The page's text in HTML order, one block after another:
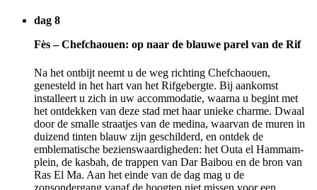
dag 8
Fès – Chefchaouen: op naar de blauwe parel van de Rif
Na het ontbijt neemt u de weg richting Chefchaouen,
genesteld in het hart van het Rifgebergte. Bij aankomst
installeert u zich in uw accommodatie, waarna u begint met
het ontdekken van deze stad met haar unieke charme. Dwaal
door de smalle straatjes van de medina, waarvan de muren in
duizend tinten blauw zijn geschilderd, en ontdek de
emblematische bezienswaardigheden: het Outa el Hammam-
plein, de kasbah, de trappen van Dar Baibou en de bron van
Ras El Ma. Aan het einde van de dag mag u de
zonsondergang vanaf de hoogten niet missen voor een